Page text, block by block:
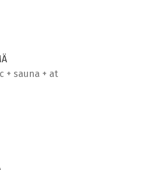
+ sauna + at